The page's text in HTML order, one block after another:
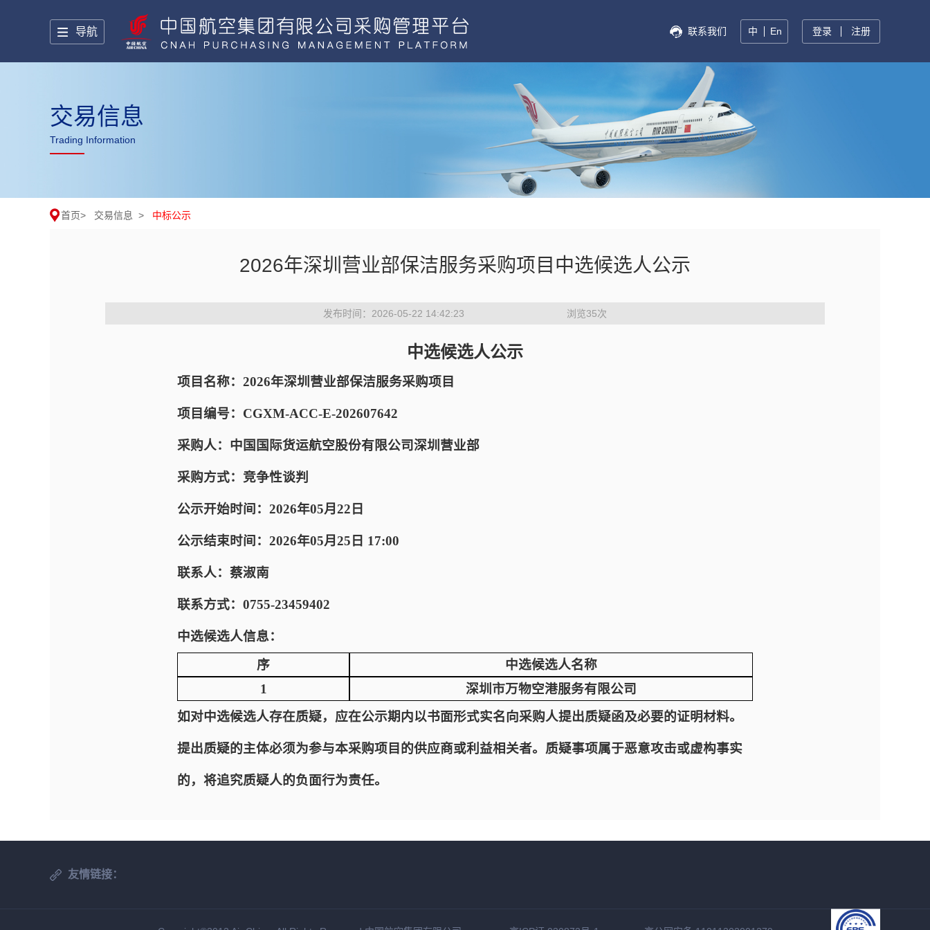
导航 联系我们 中 En 登录 注册
交易信息
Trading Information
首页> 交易信息 > 中标公示
2026年深圳营业部保洁服务采购项目中选候选人公示
发布时间：2026-05-22 14:42:23 浏览35次
中选候选人公示
项目名称：2026年深圳营业部保洁服务采购项目
项目编号：CGXM-ACC-E-202607642
采购人：中国国际货运航空股份有限公司深圳营业部
采购方式：竞争性谈判
公示开始时间：2026年05月22日
公示结束时间：2026年05月25日 17:00
联系人：蔡淑南
联系方式：0755-23459402
中选候选人信息：
序
中选候选人名称
1
深圳市万物空港服务有限公司
如对中选候选人存在质疑，应在公示期内以书面形式实名向采购人提出质疑函及必要的证明材料。
提出质疑的主体必须为参与本采购项目的供应商或利益相关者。质疑事项属于恶意攻击或虚构事实
的，将追究质疑人的负面行为责任。
友情链接：